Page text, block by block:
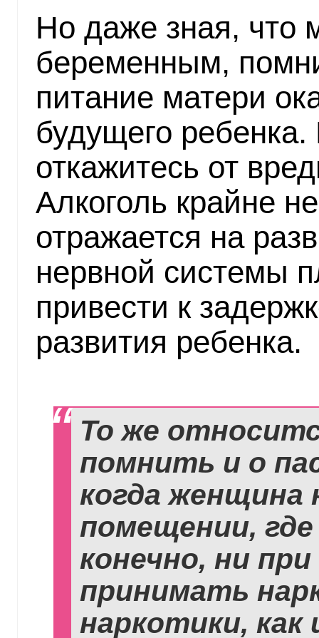
Но даже зная, что
беременным,
питание матери
будущего ребенка.
откажитесь от
Алкоголь крайне
отражается на
нервной системы
привести к
развития ребенка.
То же
помнить и о
когда женщина
помещении,
конечно, ни
принимать
наркотики, как